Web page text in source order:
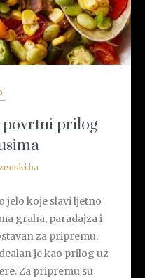
povrtni prilog
zenski.ba
jelo koje slavi ljetno
graha, paradajza i
za pripremu,
je kao prilog uz
Za pripremu su